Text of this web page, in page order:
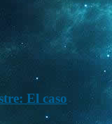
El caso